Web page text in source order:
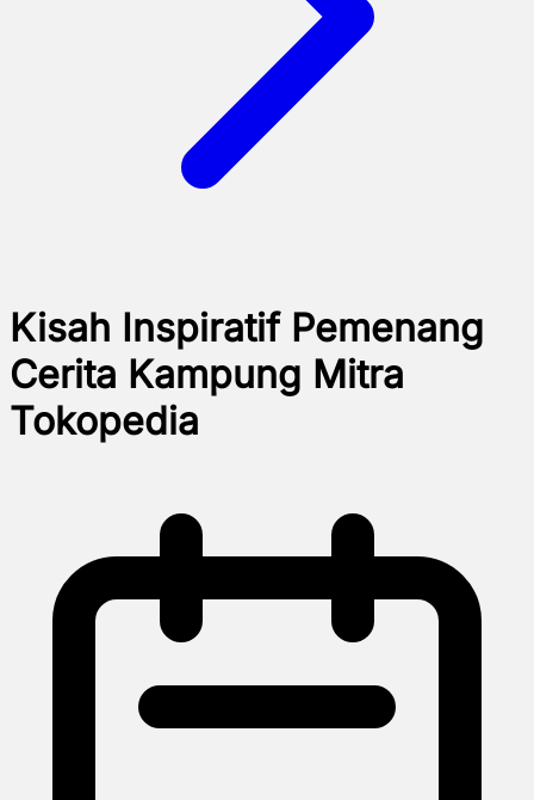
Kisah Inspiratif Pemenang
Cerita Kampung Mitra
Tokopedia